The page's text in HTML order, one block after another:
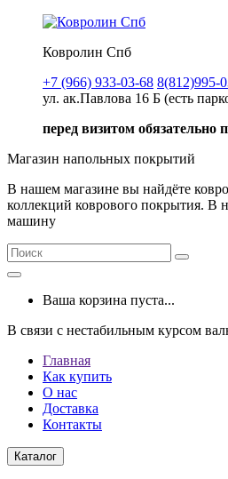
Ковролин Спб
+7 (966) 933-03-68 8(812)995-
ул. ак.Павлова 16 Б (есть
перед визитом обязательно
Магазин напольных покрытий
В нашем магазине вы найдёте
коллекций коврового покрытия. В
машину
Ваша корзина пуста...
В связи с нестабильным курсом
Главная
Как купить
О нас
Доставка
Контакты
Каталог